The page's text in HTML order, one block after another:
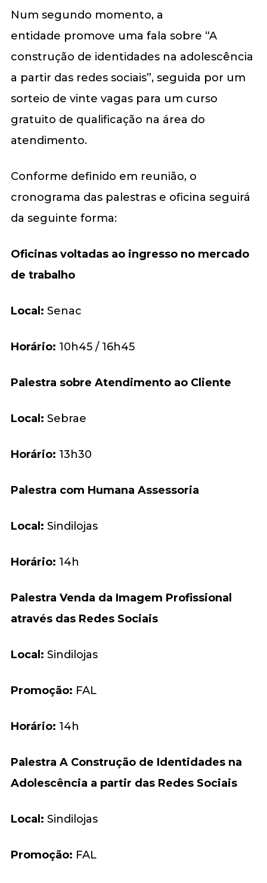
Num segundo momento, a
entidade promove uma fala sobre “A
construção de identidades na adolescência
a partir das redes sociais”, seguida por um
sorteio de vinte vagas para um curso
gratuito de qualificação na área do
atendimento.
Conforme definido em reunião, o
cronograma das palestras e oficina seguirá
da seguinte forma:
Oficinas voltadas ao ingresso no mercado
de trabalho
Local: Senac
Horário: 10h45 / 16h45
Palestra sobre Atendimento ao Cliente
Local: Sebrae
Horário: 13h30
Palestra com Humana Assessoria
Local: Sindilojas
Horário: 14h
Palestra Venda da Imagem Profissional
através das Redes Sociais
Local: Sindilojas
Promoção: FAL
Horário: 14h
Palestra A Construção de Identidades na
Adolescência a partir das Redes Sociais
Local: Sindilojas
Promoção: FAL